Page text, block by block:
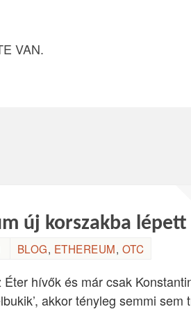
VAN.
új korszakba lépett
BLOG, ETHEREUM, OTC
hívők és már csak
akkor tényleg semmi sem